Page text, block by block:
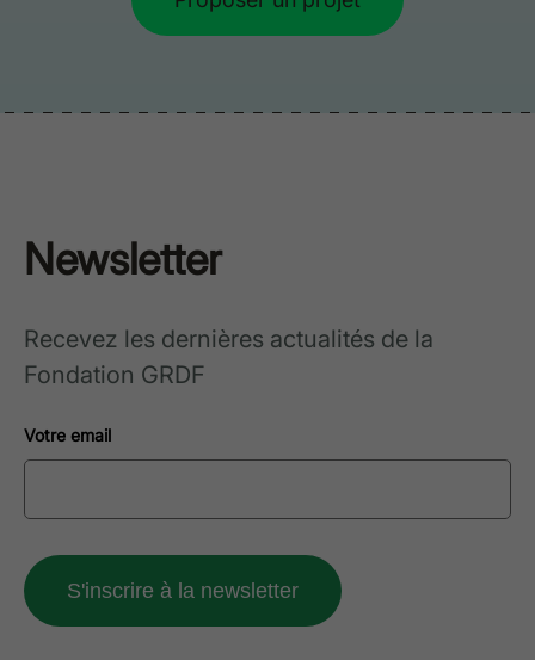
Newsletter
Recevez les dernières actualités de la
Fondation GRDF
Votre email